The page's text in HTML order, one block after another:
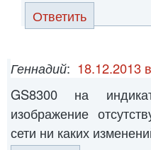
Ответить
Геннадий: 18.12.2013
GS8300 на
изображение
сети ни каких